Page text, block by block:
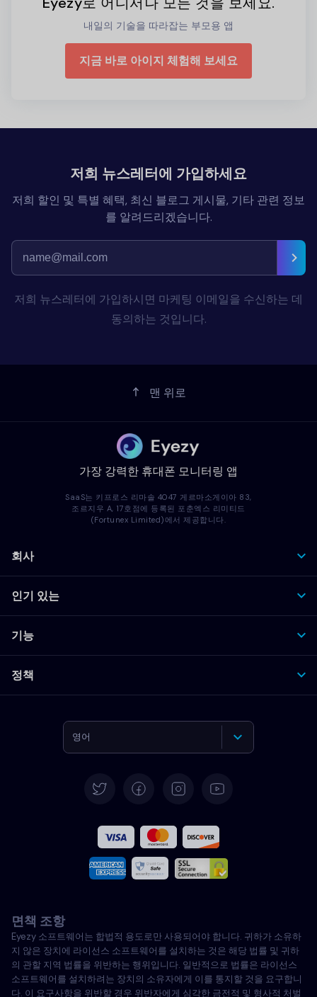
내일의 기술을 따라잡는 부모용 앱
지금 바로 아이지 체험해 보세요
저희 뉴스레터에 가입하세요
저희 할인 및 특별 혜택, 최신 블로그 게시물, 기타 관련 정보
를 알려드리겠습니다.
저희 뉴스레터에 가입하시면 마케팅 이메일을 수신하는 데
동의하는 것입니다.
맨 위로
가장 강력한 휴대폰 모니터링 앱
SaaS는 키프로스 리마솔 4047 게르마소게이아 83,
조르지우 A, 17호점에 등록된 포춘엑스 리미티드
(Fortunex Limited)에서 제공합니다.
회사
인기 있는
기능
정책
영어
프랑스어
이탈리아어
터키어
면책 조항
Eyezy 소프트웨어는 합법적 용도로만 사용되어야 합니다. 귀하가 소유하
지 않은 장치에 라이선스 소프트웨어를 설치하는 것은 해당 법률 및 귀하
의 관할 지역 법률을 위반하는 행위입니다. 일반적으로 법률은 라이선스
소프트웨어를 설치하려는 장치의 소유자에게 이를 통지할 것을 요구합니
다. 이 요구사항을 위반할 경우 위반자에게 심각한 금전적 및 형사적 처벌